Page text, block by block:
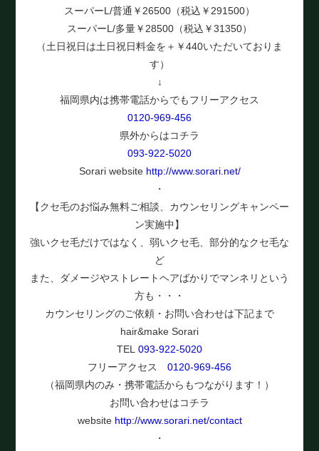
スーパーL/普通￥26500（税込￥291500）
スーパーL/多量￥28500（税込￥31350）
（土日祝日は土日祝日料金を＋￥440いただいておりま
す）
↓
福岡県内は携帯電話からでもフリーアクセス
0120-969-456
県外からはコチラ
093-922-5020
Sorari website http://www.sorari.net/
・
【クセ毛のお悩み無料ご相談、カウンセリングキャンペー
ン実施中】
強いクセ毛だけではなく、弱いクセ毛、部分的なクセ毛な
ど
また、ダメージやストレートヘアばかりでマンネリという
方も・・・
カウンセリングのご依頼・お問い合わせは下記まで
hair&make Sorari
TEL 093-922-5020
フリーアクセス 0120-969-456
（福岡県内のみ・携帯電話からもつながります！）
お問い合わせはコチラ
website http://www.sorari.net/contact
・